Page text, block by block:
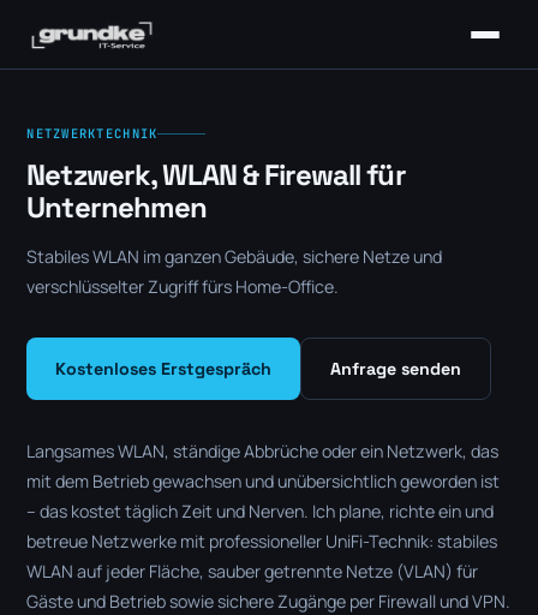
NETZWERKTECHNIK
Netzwerk, WLAN & Firewall für
Unternehmen
Stabiles WLAN im ganzen Gebäude, sichere Netze und
verschlüsselter Zugriff fürs Home-Office.
Kostenloses Erstgespräch Anfrage senden
Langsames WLAN, ständige Abbrüche oder ein Netzwerk, das
mit dem Betrieb gewachsen und unübersichtlich geworden ist
– das kostet täglich Zeit und Nerven. Ich plane, richte ein und
betreue Netzwerke mit professioneller UniFi-Technik: stabiles
WLAN auf jeder Fläche, sauber getrennte Netze (VLAN) für
Gäste und Betrieb sowie sichere Zugänge per Firewall und VPN.